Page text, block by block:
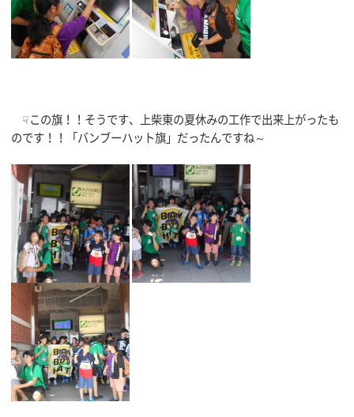
☟この旗！！そうです、上柴東の夏休みの工作で出来上がったも
のです！！「バンブーハット旗」だったんですね～